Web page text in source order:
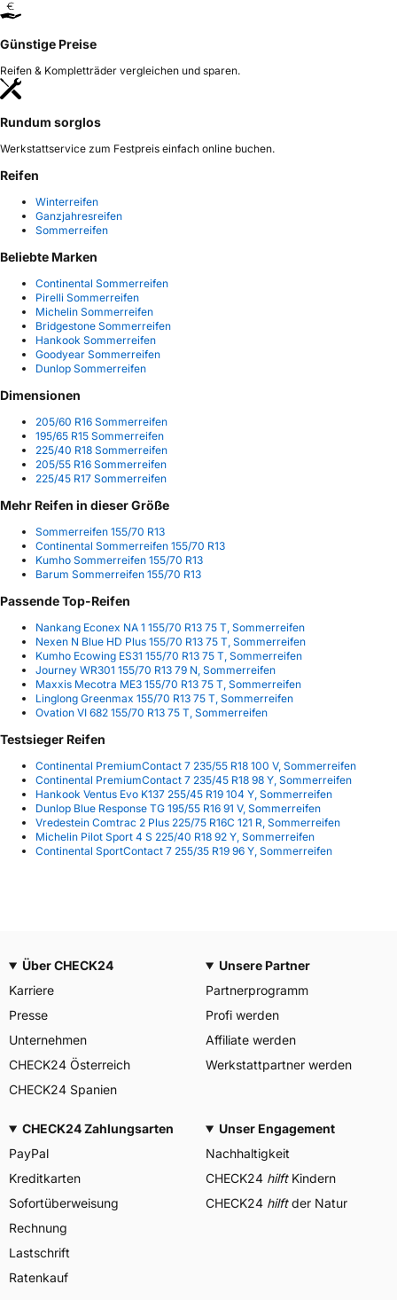
Günstige Preise
Reifen & Kompletträder vergleichen und sparen.
Rundum sorglos
Werkstattservice zum Festpreis einfach online buchen.
Reifen
Winterreifen
Ganzjahresreifen
Sommerreifen
Beliebte Marken
Continental Sommerreifen
Pirelli Sommerreifen
Michelin Sommerreifen
Bridgestone Sommerreifen
Hankook Sommerreifen
Goodyear Sommerreifen
Dunlop Sommerreifen
Dimensionen
205/60 R16 Sommerreifen
195/65 R15 Sommerreifen
225/40 R18 Sommerreifen
205/55 R16 Sommerreifen
225/45 R17 Sommerreifen
Mehr Reifen in dieser Größe
Sommerreifen 155/70 R13
Continental Sommerreifen 155/70 R13
Kumho Sommerreifen 155/70 R13
Barum Sommerreifen 155/70 R13
Passende Top-Reifen
Nankang Econex NA 1 155/70 R13 75 T, Sommerreifen
Nexen N Blue HD Plus 155/70 R13 75 T, Sommerreifen
Kumho Ecowing ES31 155/70 R13 75 T, Sommerreifen
Journey WR301 155/70 R13 79 N, Sommerreifen
Maxxis Mecotra ME3 155/70 R13 75 T, Sommerreifen
Linglong Greenmax 155/70 R13 75 T, Sommerreifen
Ovation VI 682 155/70 R13 75 T, Sommerreifen
Testsieger Reifen
Continental PremiumContact 7 235/55 R18 100 V, Sommerreifen
Continental PremiumContact 7 235/45 R18 98 Y, Sommerreifen
Hankook Ventus Evo K137 255/45 R19 104 Y, Sommerreifen
Dunlop Blue Response TG 195/55 R16 91 V, Sommerreifen
Vredestein Comtrac 2 Plus 225/75 R16C 121 R, Sommerreifen
Michelin Pilot Sport 4 S 225/40 R18 92 Y, Sommerreifen
Continental SportContact 7 255/35 R19 96 Y, Sommerreifen
Über CHECK24
Karriere
Presse
Unternehmen
CHECK24 Österreich
CHECK24 Spanien
Unsere Partner
Partnerprogramm
Profi werden
Affiliate werden
Werkstattpartner werden
CHECK24 Zahlungsarten
PayPal
Kreditkarten
Sofortüberweisung
Rechnung
Lastschrift
Ratenkauf
Unser Engagement
Nachhaltigkeit
CHECK24 hilftKindern
CHECK24 hilftder Natur